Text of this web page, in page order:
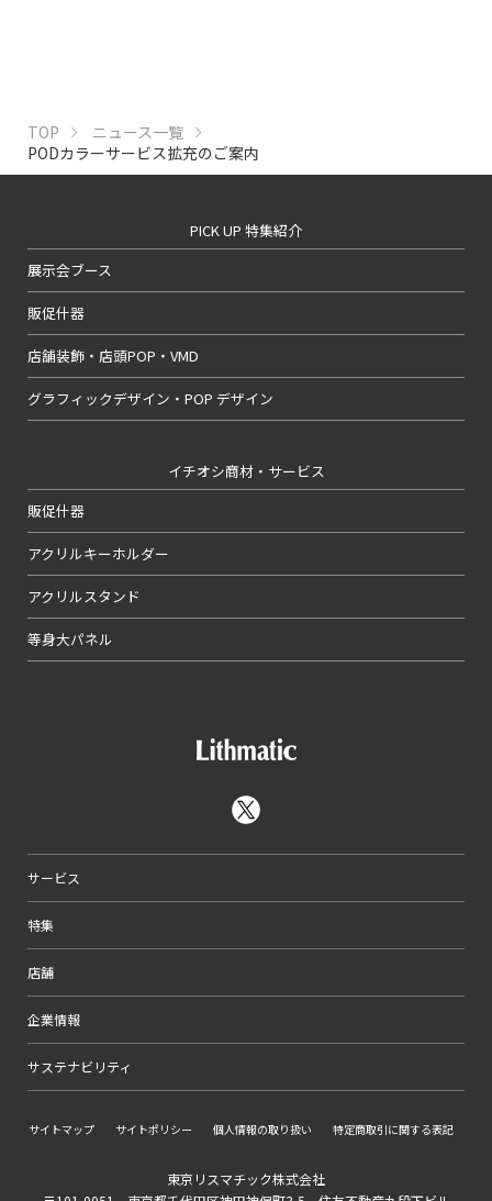
TOP
ニュース一覧
PODカラーサービス拡充のご案内
PICK UP 特集紹介
展示会ブース
販促什器
店舗装飾・店頭POP・VMD
グラフィックデザイン・POP デザイン
イチオシ商材・サービス
販促什器
アクリルキーホルダー
アクリルスタンド
等身大パネル
サービス
特集
店舗
企業情報
サステナビリティ
サイトマップ サイトポリシー 個人情報の取り扱い 特定商取引に関する表記
東京リスマチック株式会社